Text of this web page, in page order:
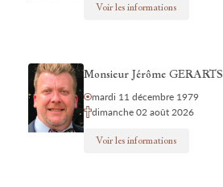
Voir les informations
Monsieur Jérôme GERARTS
mardi 11 décembre 1979
dimanche 02 août 2026
Voir les informations